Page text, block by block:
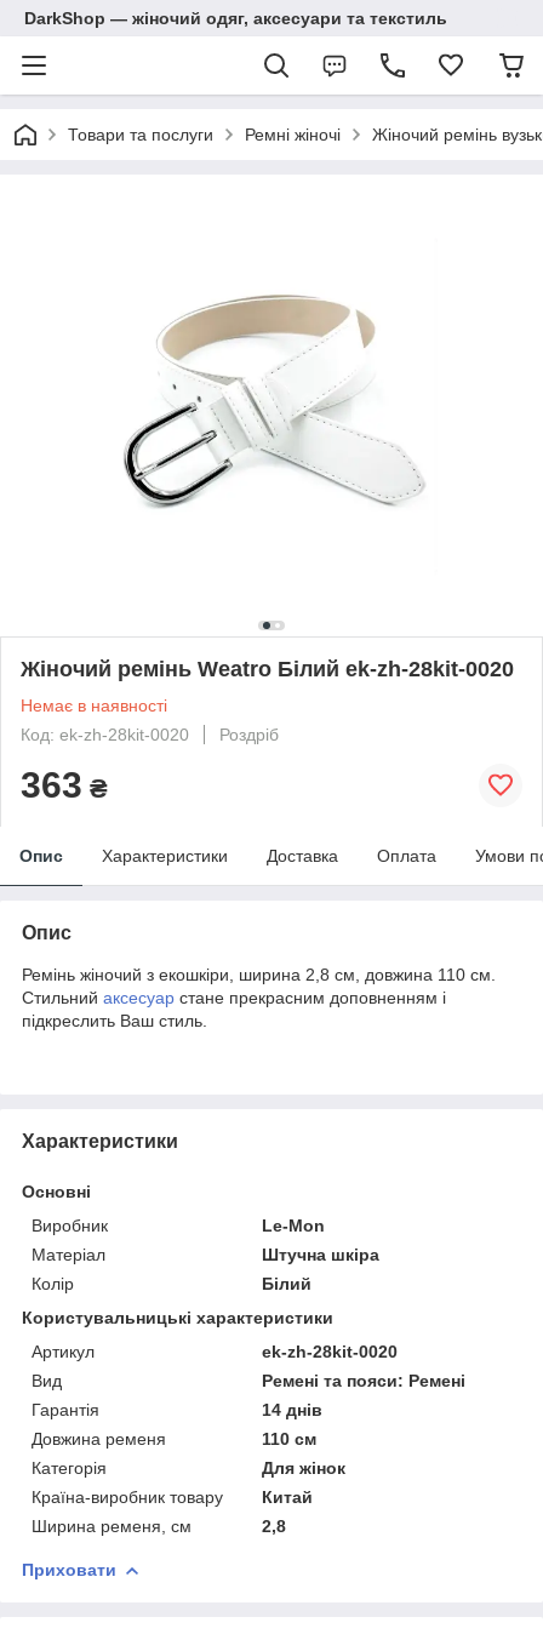
DarkShop — жіночий одяг, аксесуари та текстиль
Товари та послуги Ремні жіночі Жіночий ремінь
Жіночий ремінь Weatro Білий ek-zh-28kit-0020
Немає в наявності
Код: ek-zh-28kit-0020
Роздріб
363 ₴
Опис Характеристики Доставка Оплата Умови
Опис
Ремінь жіночий з екошкіри, ширина 2,8 см, довжина 110 см.
Стильний аксесуар стане прекрасним доповненням і
підкреслить Ваш стиль.
Характеристики
Основні
Виробник
Le-Mon
Матеріал
Штучна шкіра
Колір
Білий
Користувальницькі характеристики
Артикул
ek-zh-28kit-0020
Вид
Ремені та пояси: Ремені
Гарантія
14 днів
Довжина ременя
110 см
Категорія
Для жінок
Країна-виробник товару
Китай
Ширина ременя, см
2,8
Приховати